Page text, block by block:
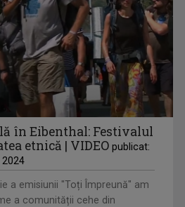
săi, ...
TVR CRAIOVA
în Eibenthal: Festivalul
etnică | VIDEO publicat:
a emisiunii "Toți Împreună" am
a comunității cehe din